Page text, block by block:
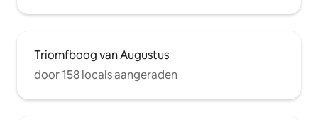
Triomfboog van Augustus
door 158 locals aangeraden